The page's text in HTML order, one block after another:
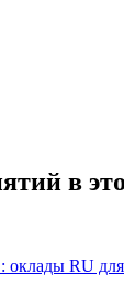
в
RU